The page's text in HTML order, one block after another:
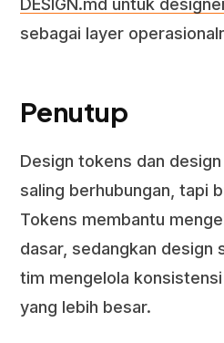
DESIGN.md untuk
sebagai layer
Penutup
Design tokens dan
saling berhubungan, tapi
Tokens membantu
dasar, sedangkan design
tim mengelola
yang lebih besar.